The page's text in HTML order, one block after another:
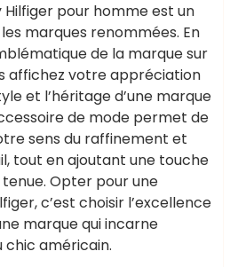
pour homme est un
marques renommées. En
de la marque sur
affichez votre appréciation
et l’héritage d’une marque
de mode permet de
sens du raffinement et
tout en ajoutant une touche
Opter pour une
c’est choisir l’excellence
marque qui incarne
chic américain.